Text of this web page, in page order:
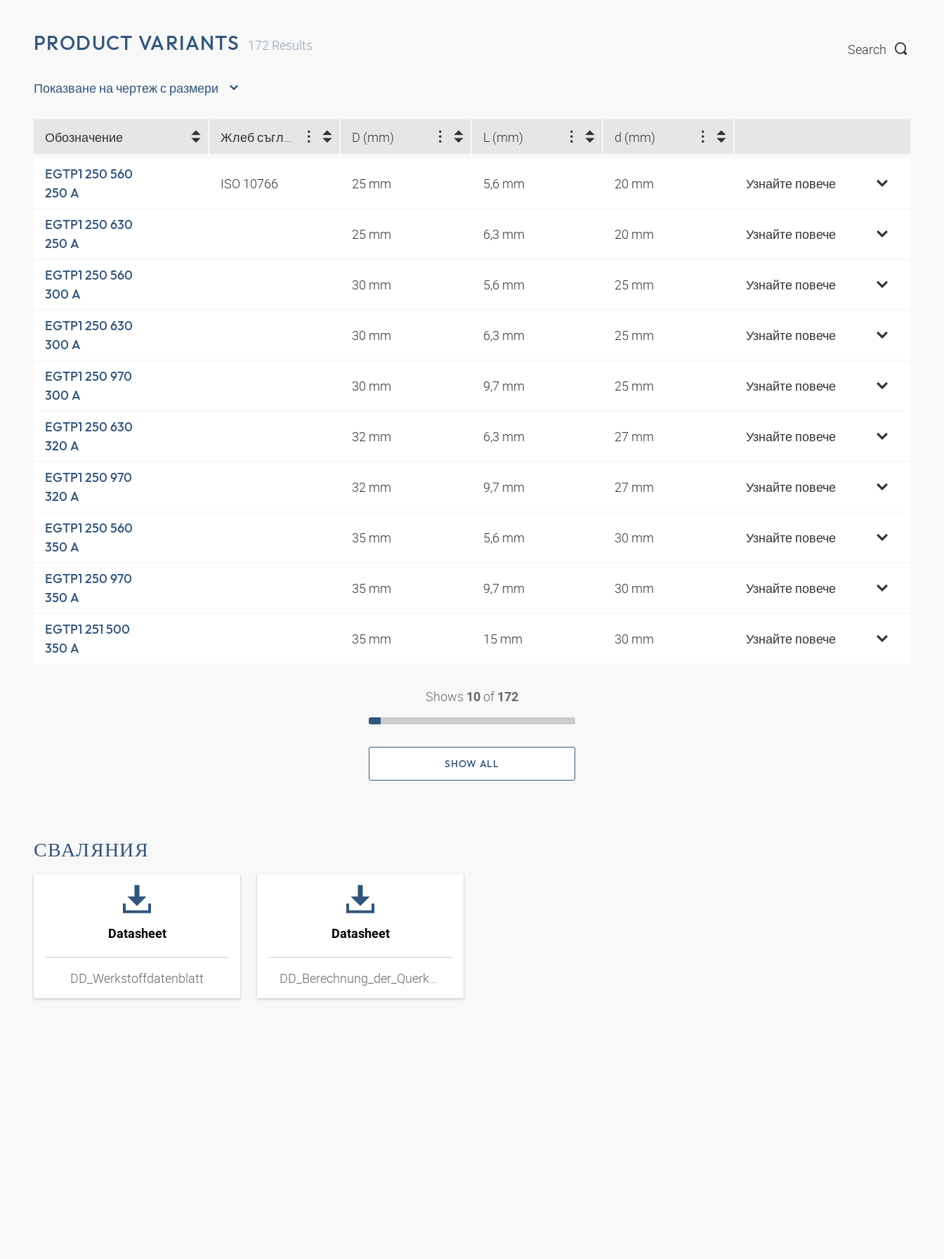
PRODUCT VARIANTS 172 Results Search
Показване на чертеж с размери
Обозначение Жлеб съгласно D (mm) L (mm) d (mm)
EGTP1 250 560
250 A
ISO 10766 25 mm 5,6 mm 20 mm Узнайте повече
EGTP1 250 630
250 A
25 mm 6,3 mm 20 mm Узнайте повече
EGTP1 250 560
300 A
30 mm 5,6 mm 25 mm Узнайте повече
EGTP1 250 630
300 A
30 mm 6,3 mm 25 mm Узнайте повече
EGTP1 250 970
300 A
30 mm 9,7 mm 25 mm Узнайте повече
EGTP1 250 630
320 A
32 mm 6,3 mm 27 mm Узнайте повече
EGTP1 250 970
320 A
32 mm 9,7 mm 27 mm Узнайте повече
EGTP1 250 560
350 A
35 mm 5,6 mm 30 mm Узнайте повече
EGTP1 250 970
350 A
35 mm 9,7 mm 30 mm Узнайте повече
EGTP1 251 500
350 A
35 mm 15 mm 30 mm Узнайте повече
Shows 10 of 172
SHOW ALL
СВАЛЯНИЯ
Datasheet
DD_Werkstoffdatenblatt
Datasheet
DD_Berechnung_der_Querkraft